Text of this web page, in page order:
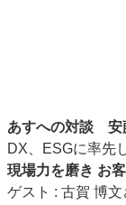
あすへの対談 安
DX、ESGに率先
現場力を磨き お
ゲスト : 古賀 博文